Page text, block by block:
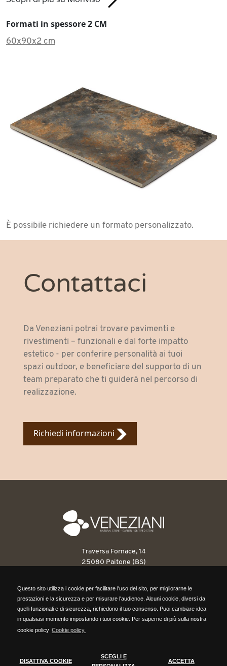
Questo sito utilizza i cookie per facilitare l'uso del sito, per migliorarne le
prestazioni e la sicurezza e per misurare l'audience. Alcuni cookie, diversi da
quelli funzionali e di sicurezza, richiedono il tuo consenso. Puoi cambiare idea
in qualsiasi momento impostando i tuoi cookie. Per saperne di più sulla nostra
Questo sito utilizza i cookie per facilitare l'uso del sito, per migliorarne le
prestazioni e la sicurezza e per misurare l'audience. Alcuni cookie, diversi da
quelli funzionali e di sicurezza, richiedono il tuo consenso. Puoi cambiare idea
in qualsiasi momento impostando i tuoi cookie. Per saperne di più sulla nostra
cookie policy Cookie policy.
DISATTIVA COOKIE
SCEGLI E
ACCETTA
Formati in spessore 2 CM
60x90x2 cm
È possibile richiedere un formato personalizzato.
Contattaci
Da Veneziani potrai trovare pavimenti e
rivestimenti – funzionali e dal forte impatto
estetico - per conferire personalità ai tuoi
spazi outdoor, e beneficiare del supporto di un
team preparato che ti guiderà nel percorso di
realizzazione.
Richiedi informazioni
Traversa Fornace, 14
25080 Paitone (BS)